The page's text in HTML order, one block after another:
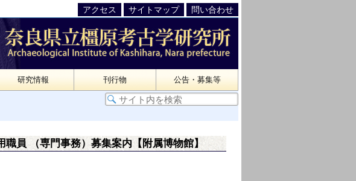
アクセス サイトマップ 問い合わせ
研究情報 刊行物 公告・募集等
員 （専門事務）募集案内【附属博物館】